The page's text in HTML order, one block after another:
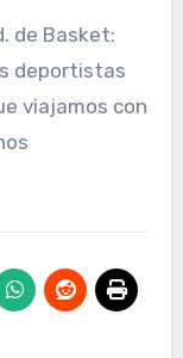
de Basket:
deportistas
viajamos con